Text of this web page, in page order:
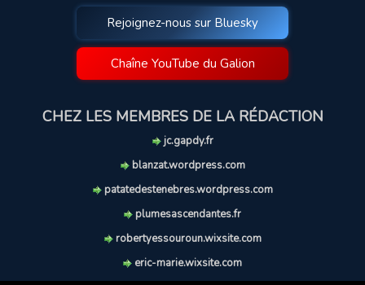
Rejoignez-nous sur Bluesky
Chaîne YouTube du Galion
CHEZ LES MEMBRES DE LA RÉDACTION
jc.gapdy.fr
blanzat.wordpress.com
patatedestenebres.wordpress.com
plumesascendantes.fr
robertyessouroun.wixsite.com
eric-marie.wixsite.com